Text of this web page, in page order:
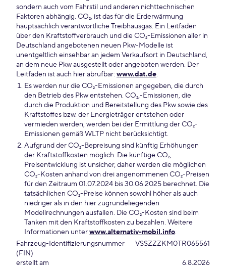
sondern auch vom Fahrstil und anderen nichttechnischen
Faktoren abhängig. CO₂, ist das für die Erderwärmung
hauptsächlich verantwortliche Treibhausgas. Ein Leitfaden
über den Kraftstoffverbrauch und die CO₂-Emissionen aller in
Deutschland angebotenen neuen Pkw-Modelle ist
unentgeltlich einsehbar an jedem Verkaufsort in Deutschland,
an dem neue Pkw ausgestellt oder angeboten werden. Der
Leitfaden ist auch hier abrufbar: www.dat.de.
Es werden nur die CO₂-Emissionen angegeben, die durch
den Betrieb des Pkw entstehen. CO₂,-Emissionen, die
durch die Produktion und Bereitstellung des Pkw sowie des
Kraftstoffes bzw. der Energieträger entstehen oder
vermieden werden, werden bei der Ermittlung der CO₂-
Emissionen gemäß WLTP nicht berücksichtigt.
Aufgrund der CO₂-Bepreisung sind künftig Erhöhungen
der Kraftstoffkosten möglich. Die künftige CO₂,
Preisentwicklung ist unsicher, daher werden die möglichen
CO₂-Kosten anhand von drei angenommenen CO₂-Preisen
für den Zeitraum 01.07.2024 bis 30.06.2025 berechnet. Die
tatsächlichen CO₂-Preise können sowohl höher als auch
niedriger als in den hier zugrundeliegenden
Modellrechnungen ausfallen. Die CO₂-Kosten sind beim
Tanken mit den Kraftstoffkosten zu bezahlen. Weitere
Informationen unterwww.alternativ-mobil.info.
Fahrzeug-Identifizierungsnummer
(FIN)
VSSZZZKM0TR065561
erstellt am 6.8.2026